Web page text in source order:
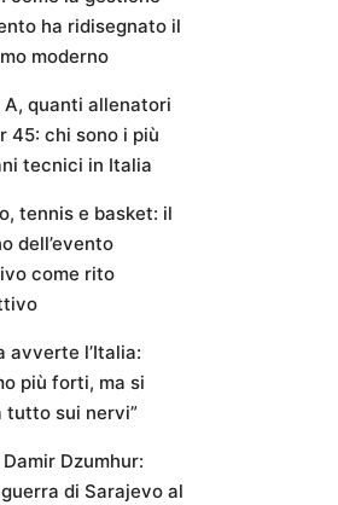
ha ridisegnato il
moderno
A, quanti allenatori
45: chi sono i più
tecnici in Italia
tennis e basket: il
dell’evento
come rito
avverte l’Italia:
più forti, ma si
tutto sui nervi”
Dzumhur:
di Sarajevo al